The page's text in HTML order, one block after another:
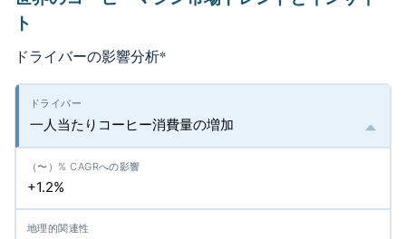
ト
ドライバーの影響分析*
一人当たりコーヒー消費量の増加
+1.2%